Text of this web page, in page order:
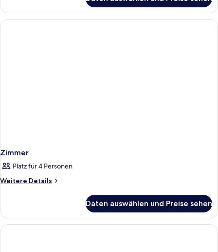
Deluxe
Double
Zimmer
Platz für 4 Personen
Weitere Details
Weitere
Daten auswählen und Preise sehen